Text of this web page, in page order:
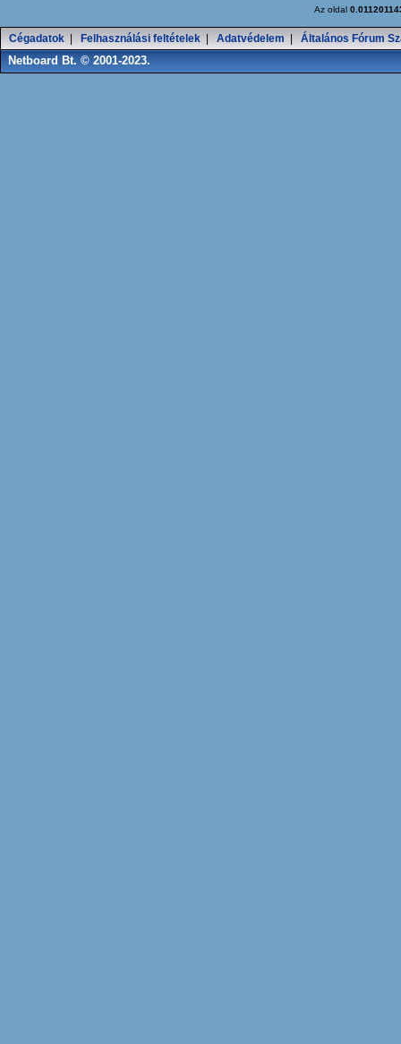
Az oldal
Cégadatok Felhasználási feltételek Adatvédelem Általános Fórum
Netboard Bt. © 2001-2023.